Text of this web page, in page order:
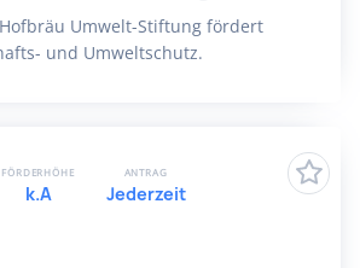
Umwelt-Stiftung fördert
und Umweltschutz.
FÖRDERHÖHE
k.A
ANTRAG
Jederzeit